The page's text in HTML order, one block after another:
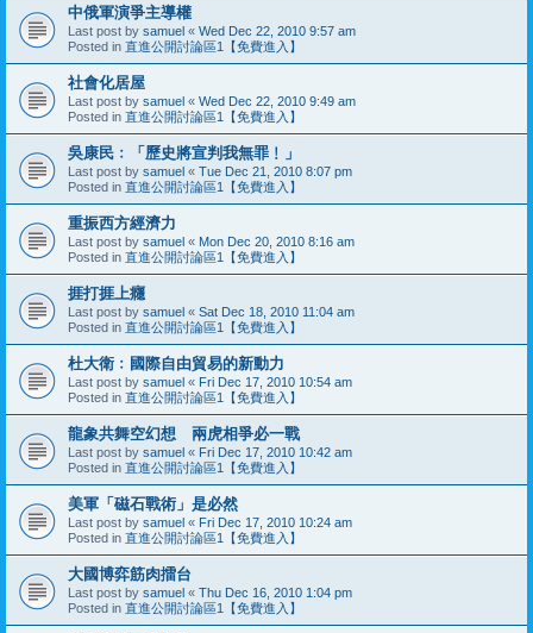
中俄軍演爭主導權
Last post by samuel « Wed Dec 22, 2010 9:57 am
Posted in 直進公開討論區1【免費進入】
社會化居屋
Last post by samuel « Wed Dec 22, 2010 9:49 am
Posted in 直進公開討論區1【免費進入】
吳康民﹕「歷史將宣判我無罪﹗」
Last post by samuel « Tue Dec 21, 2010 8:07 pm
Posted in 直進公開討論區1【免費進入】
重振西方經濟力
Last post by samuel « Mon Dec 20, 2010 8:16 am
Posted in 直進公開討論區1【免費進入】
捱打捱上癮
Last post by samuel « Sat Dec 18, 2010 11:04 am
Posted in 直進公開討論區1【免費進入】
杜大衛﹕國際自由貿易的新動力
Last post by samuel « Fri Dec 17, 2010 10:54 am
Posted in 直進公開討論區1【免費進入】
龍象共舞空幻想 兩虎相爭必一戰
Last post by samuel « Fri Dec 17, 2010 10:42 am
Posted in 直進公開討論區1【免費進入】
美軍「磁石戰術」是必然
Last post by samuel « Fri Dec 17, 2010 10:24 am
Posted in 直進公開討論區1【免費進入】
大國博弈筋肉擂台
Last post by samuel « Thu Dec 16, 2010 1:04 pm
Posted in 直進公開討論區1【免費進入】